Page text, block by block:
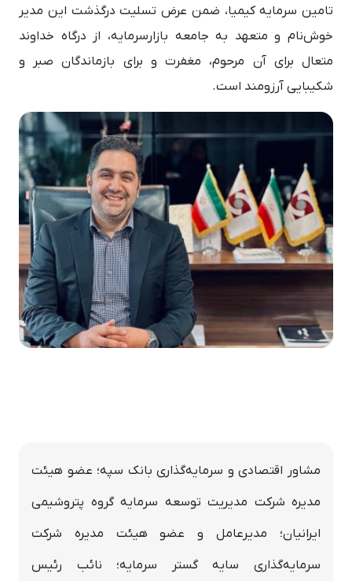
تامین سرمایه کیمیا، ضمن عرض تسلیت درگذشت این مدیر
خوش‌نام و متعهد به جامعه بازارسرمایه، از درگاه خداوند
متعال برای آن مرحوم، مغفرت و برای بازماندگان صبر و
شکیبایی آرزومند است.
مشاور اقتصادی و سرمایه‌گذاری بانک سپه؛ عضو هیئت
مدیره شرکت مدیریت توسعه سرمایه گروه پتروشیمی
ایرانیان؛ مدیرعامل و عضو هیئت مدیره شرکت
سرمایه‌گذاری سایه گستر سرمایه؛ نائب رئیس